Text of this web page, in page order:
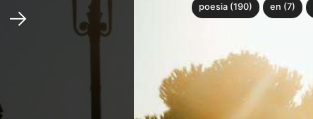
→ poesia (190) en (7)